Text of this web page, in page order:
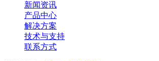
新闻资讯
产品中心
解决方案
技术与支持
联系方式